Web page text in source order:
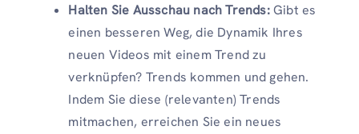
Halten Sie Ausschau nach Trends:Gibt es
einen besseren Weg, die Dynamik Ihres
neuen Videos mit einem Trend zu
verknüpfen? Trends kommen und gehen.
Indem Sie diese (relevanten) Trends
mitmachen, erreichen Sie ein neues